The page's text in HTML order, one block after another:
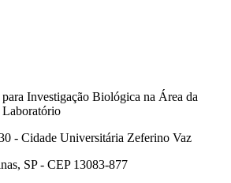
Investigação Biológica na Área da
- Cidade Universitária Zeferino Vaz
SP - CEP 13083-877